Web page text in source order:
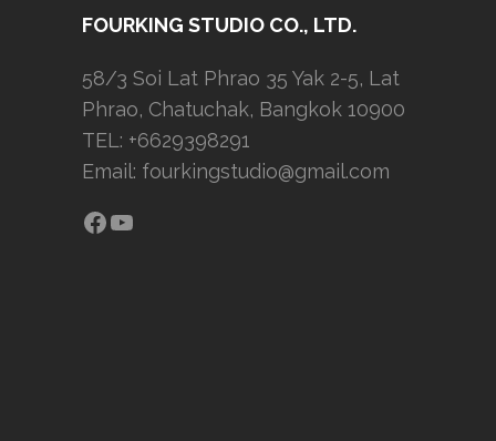
FOURKING STUDIO CO., LTD.
58/3 Soi Lat Phrao 35 Yak 2-5, Lat
Phrao, Chatuchak, Bangkok 10900
TEL: +6629398291
Email: fourkingstudio@gmail.com
Facebook
YouTube